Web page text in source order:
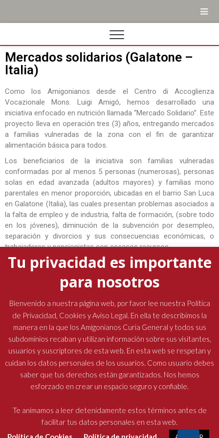
Mercados solidarios (Galatone –
Italia)
Como los Amigonianos desde el Centro di Accoglienza
Vocazionale Mons. Luigi Amigó, hemos desarrollado una
iniciativa enfocado en nutrición llamada “Mercado Solidario”. Este
proyecto lleva en operación tres (3) años, entregando mercados
a familias vulneradas de la zona con el fin de garantizar
alimentación básica para todos.
Los beneficiarios de la iniciativa son familias vulneradas
conformadas por al menos 5 personas (numerosas), personas
solas en edad avanzada (adultos mayores) y familias mono
parentales en menor proporción, ubicadas en el barrio San Luca
en Galatone (Italia), las cuales presentan problemas asociados a
la falta de empleo y de industria, falta de formación, (sobre todo
en los jóvenes), diminución de la subvención por desempleo,
separación y divorcios y sus consecuencias económicas, o
trabajadores y pensionistas con escasos recursos.
El objetivo del proyecto es donar, recoger y distribuir
gratuitamente alimentos a familias y personas necesitadas en
forma de mercados solidarios. Impulsar acciones que
una alimentación saludable, y promover estrategias de
educación alimentaria nutricional y comunicación social que
generen la reflexión en torno a la alimentación como derecho
humano y como práctica familiar, cultural, social y comunitaria.
Tu privacidad es importante
para nosotros
Bienvenido a nuestra página web, por favor lee nuestra Política
de Privacidad, Cookies y Aviso Legal. En ella te describimos la
manera en la que los Amigonianos Curia General y todos sus
subdominios recaban y utilizan información sobre sus visitantes,
usuarios y suscriptores de esta web. En esta web se respetan y
cuidan los datos personales de los usuarios. Como usuario debes
saber que tus derechos están garantizados. Nos hemos
esforzado en crear un espacio seguro y confiable.
Te animamos a leer detenidamente estos términos antes de
facilitar tus datos personales en esta web.